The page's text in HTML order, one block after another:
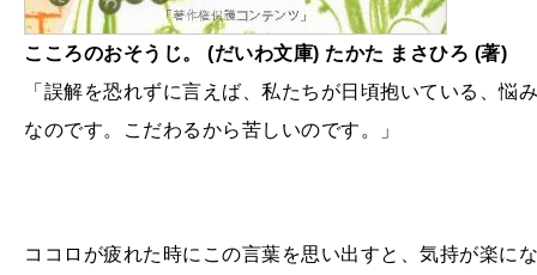
こころのおそうじ。 (だいわ文庫) たかた まさひろ (著)
「誤解を恐れずに言えば、私たちが日頃抱いている、
なのです。こだわるから苦しいのです。」
ココロが疲れた時にこの言葉を思い出すと、気持が楽に